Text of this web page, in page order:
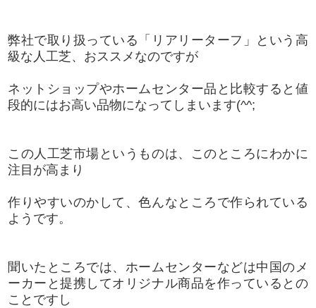
弊社で取り扱っている「リアリーターフ」という高
級な人工芝、おススメなのですが
ネットショップやホームセンター品と比較すると値
段的にはお高い品物になってしまいます(^^;
この人工芝市場というものは、このところにわかに
注目が高まり
作りやすいのかして、色んなところで作られている
ようです。
聞いたところでは、ホームセンターなどは中国のメ
ーカーと提携してオリジナル商品を作っているとの
ことですし